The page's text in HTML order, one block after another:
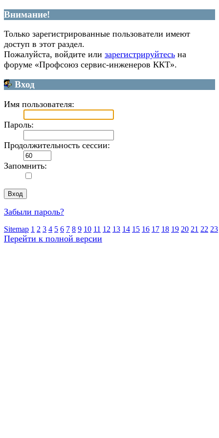
Внимание!
Только зарегистрированные пользователи имеют
доступ в этот раздел.
Пожалуйста, войдите или зарегистрируйтесь на
форуме «Профсоюз сервис-инженеров ККТ».
Вход
Имя пользователя:
Пароль:
Продолжительность сессии:
Запомнить:
Забыли пароль?
Sitemap 1 2 3 4 5 6 7 8 9 10 11 12 13 14 15 16 17 18 19 20 21 22 23
Перейти к полной версии